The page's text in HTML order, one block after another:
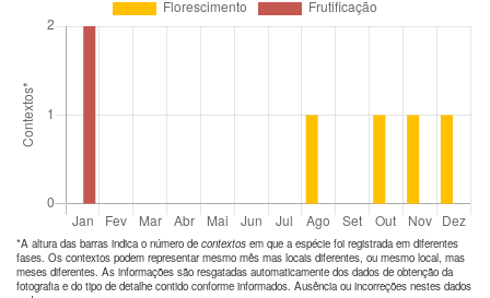
*A altura das barras indica o número de contextos em que a espécie foi registrada em diferentes
fases. Os contextos podem representar mesmo mês mas locais diferentes, ou mesmo local, mas
meses diferentes. As informações são resgatadas automaticamente dos dados de obtenção da
fotografia e do tipo de detalhe contido conforme informados. Ausência ou incorreções nestes dados